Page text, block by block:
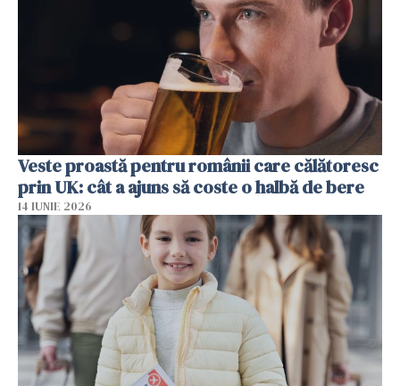
Veste proastă pentru românii care călătoresc
prin UK: cât a ajuns să coste o halbă de bere
14 IUNIE 2026